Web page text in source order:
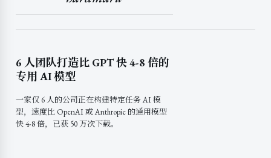
6 人团队打造比 GPT 快 4-8 倍的
专用 AI 模型
一家仅 6 人的公司正在构建特定任务 AI 模
型，速度比 OpenAI 或 Anthropic 的通用模型
快 4-8 倍，已获 50 万次下载。